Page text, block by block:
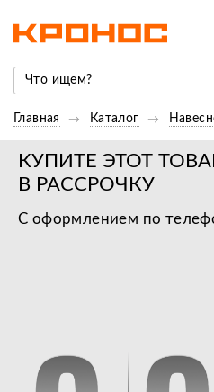
Главная Каталог
КУПИТЕ ЭТОТ
В РАССРОЧКУ
С оформлением по